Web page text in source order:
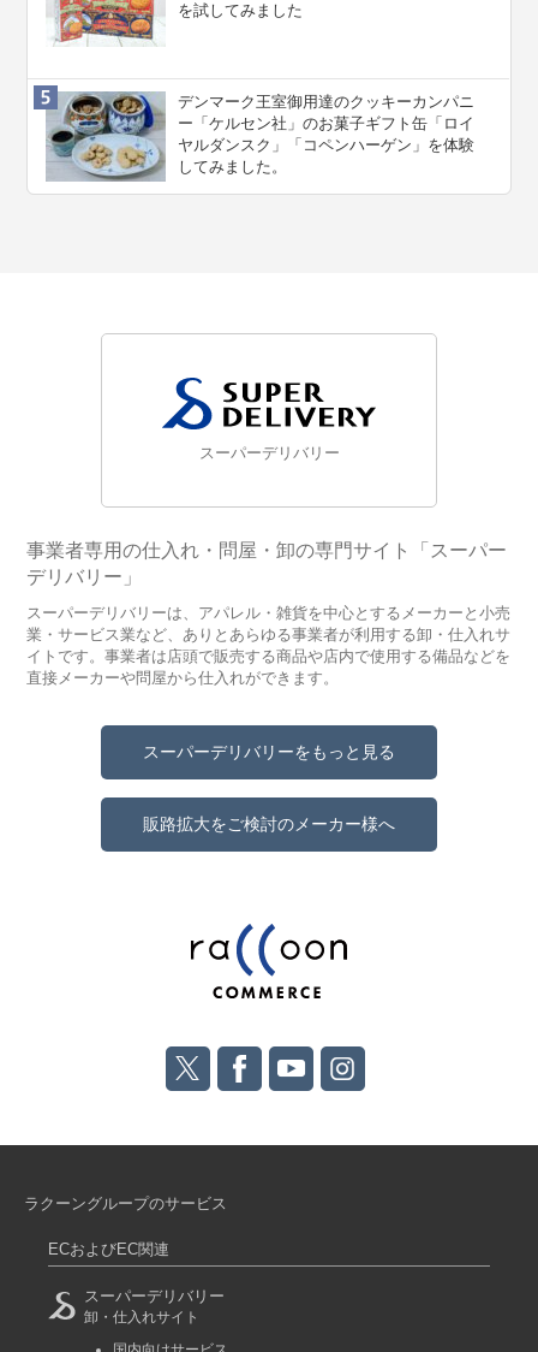
を試してみました
デンマーク王室御用達のクッキーカンパニ
ー「ケルセン社」のお菓子ギフト缶「ロイ
ヤルダンスク」「コペンハーゲン」を体験
してみました。
スーパーデリバリー
事業者専用の仕入れ・問屋・卸の専門サイト「スーパー
デリバリー」
スーパーデリバリーは、アパレル・雑貨を中心とするメーカーと小売
業・サービス業など、ありとあらゆる事業者が利用する卸・仕入れサ
イトです。事業者は店頭で販売する商品や店内で使用する備品などを
直接メーカーや問屋から仕入れができます。
スーパーデリバリーをもっと見る
販路拡大をご検討のメーカー様へ
ラクーングループのサービス
ECおよびEC関連
スーパーデリバリー
卸・仕入れサイト